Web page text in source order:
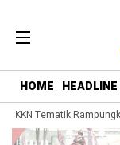
HOME HEADLINE
KKN Tematik